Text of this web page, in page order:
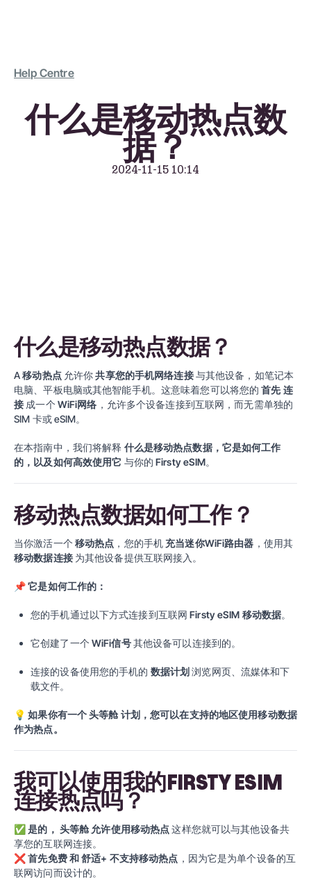
Help Centre
什么是移动热点数
据？
2024-11-15 10:14
什么是移动热点数据？
A移动热点允许你共享您的手机网络连接与其他设备，如笔记本
电脑、平板电脑或其他智能手机。这意味着您可以将您的首先连
接 成一个 WiFi网络 ，允许多个设备连接到互联网，而无需单独的
SIM 卡或 eSIM。
在本指南中，我们将解释 什么是移动热点数据，它是如何工作
的，以及如何高效使用它 与你的Firsty eSIM。
移动热点数据如何工作？
当你激活一个 移动热点 ，您的手机 充当迷你WiFi路由器 ，使用其
移动数据连接为其他设备提供互联网接入。
📌它是如何工作的：
您的手机通过以下方式连接到互联网Firsty eSIM 移动数据。
它创建了一个 WiFi信号其他设备可以连接到的。
连接的设备使用您的手机的 数据计划浏览网页、流媒体和下
载文件。
💡 如果你有一个头等舱 计划，您可以在支持的地区使用移动数据
作为热点。
我可以使用我的FIRSTY ESIM
连接热点吗？
✅ 是的， 头等舱 允许使用移动热点这样您就可以与其他设备共
享您的互联网连接。
❌首先免费和舒适+ 不支持移动热点 ，因为它是为单个设备的互
联网访问而设计的。